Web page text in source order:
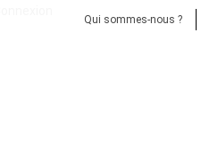
Qui sommes-nous ?